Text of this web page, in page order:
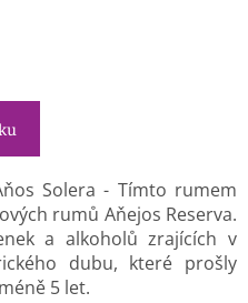
Solera - Tímto rumem
rumů Aňejos Reserva.
a alkoholů zrajících v
dubu, které prošly
5 let.